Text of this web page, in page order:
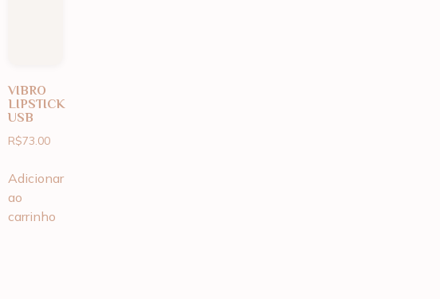
VIBRO
LIPSTICK
USB
R$73.00
Adicionar
ao
carrinho